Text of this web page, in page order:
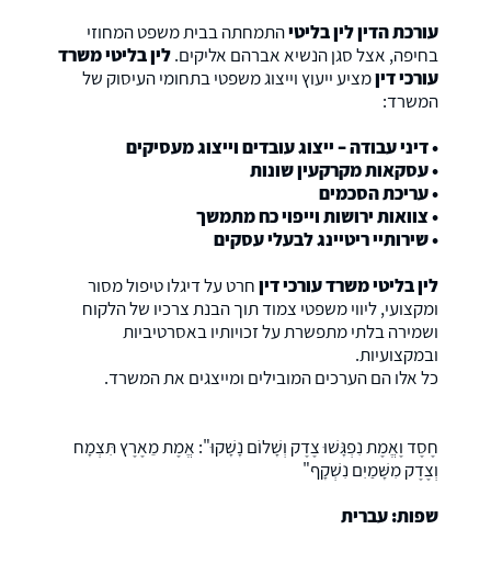
עורכת הדין לין בליטיהתמחתה בבית משפט המחוזי
בחיפה, אצל סגן הנשיא אברהם אליקים.לין בליטי משרד
עורכי דיןמציע ייעוץ וייצוג משפטי בתחומי העיסוק של
המשרד:
• דיני עבודה – ייצוג עובדים וייצוג מעסיקים
• עסקאות מקרקעין שונות
• עריכת הסכמים
• צוואות ירושות וייפוי כח מתמשך
• שירותיי ריטיינג לבעלי עסקים
לין בליטי משרד עורכי דיןחרט על דיגלו טיפול מסור
ומקצועי, ליווי משפטי צמוד תוך הבנת צרכיו של הלקוח
ושמירה בלתי מתפשרת על זכויותיו באסרטיביות
ובמקצועיות.
כל אלו הם הערכים המובילים ומייצגים את המשרד.
חֶסֶד וֶאֱמֶת נִפְגָּשׁוּ צֶדֶק וְשָׁלוֹם נָשָׁקוּ": אֱמֶת מֵאֶרֶץ תִּצְמָח
וְצֶדֶק מִשָּׁמַיִם נִשְׁקָף"
שפות: עברית